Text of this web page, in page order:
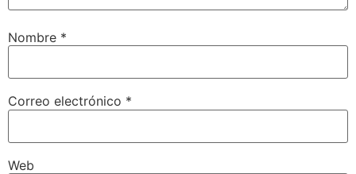
Nombre *
Correo electrónico *
Web